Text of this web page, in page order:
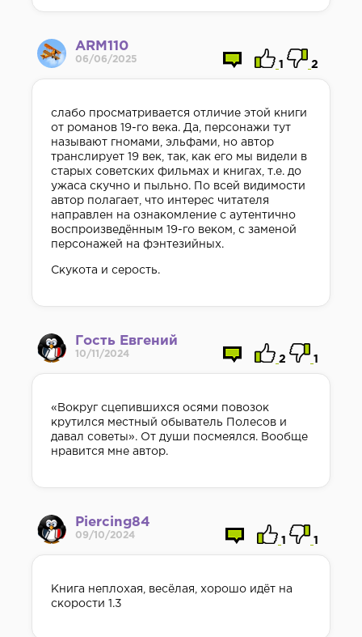
ARM110
06/06/2025
1 2
слабо просматривается отличие этой книги
от романов 19-го века. Да, персонажи тут
называют гномами, эльфами, но автор
транслирует 19 век, так, как его мы видели в
старых советских фильмах и книгах, т.е. до
ужаса скучно и пыльно. По всей видимости
автор полагает, что интерес читателя
направлен на ознакомление с аутентично
воспроизведённым 19-го веком, с заменой
персонажей на фэнтезийных.
Скукота и серость.
Гость Евгений
10/11/2024
2 1
«Вокруг сцепившихся осями повозок
крутился местный обыватель Полесов и
давал советы». От души посмеялся. Вообще
нравится мне автор.
Piercing84
09/10/2024
1 1
Книга неплохая, весёлая, хорошо идёт на
скорости 1.3